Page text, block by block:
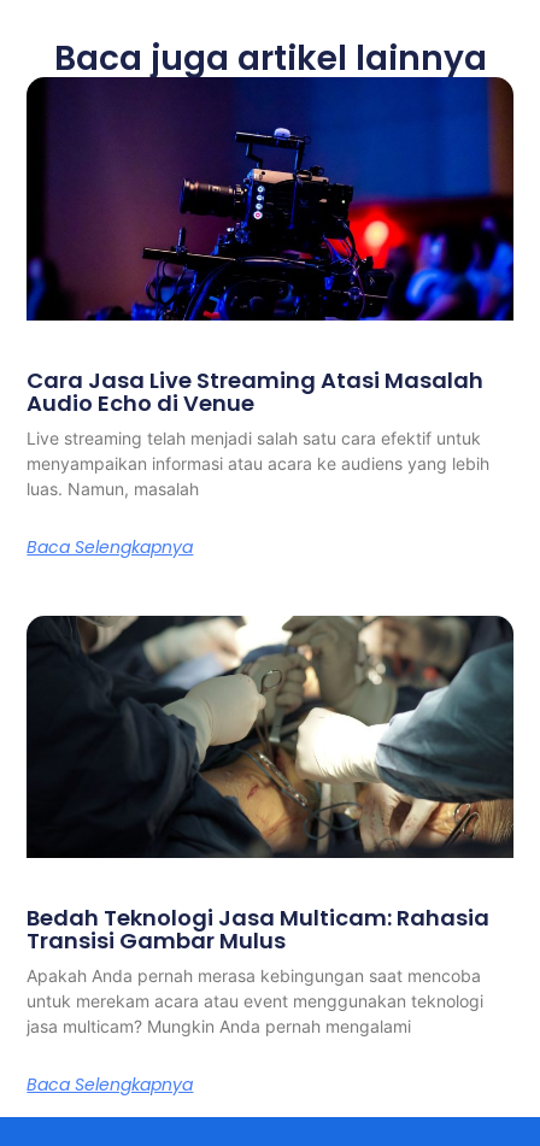
Baca juga artikel lainnya
Cara Jasa Live Streaming Atasi Masalah
Audio Echo di Venue
Live streaming telah menjadi salah satu cara efektif untuk
menyampaikan informasi atau acara ke audiens yang lebih
luas. Namun, masalah
Baca Selengkapnya
Bedah Teknologi Jasa Multicam: Rahasia
Transisi Gambar Mulus
Apakah Anda pernah merasa kebingungan saat mencoba
untuk merekam acara atau event menggunakan teknologi
jasa multicam? Mungkin Anda pernah mengalami
Baca Selengkapnya